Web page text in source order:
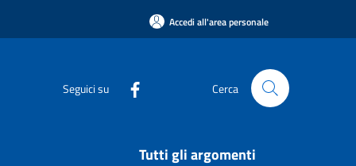
Accedi all'area personale
Seguici su Cerca
Tutti gli argomenti